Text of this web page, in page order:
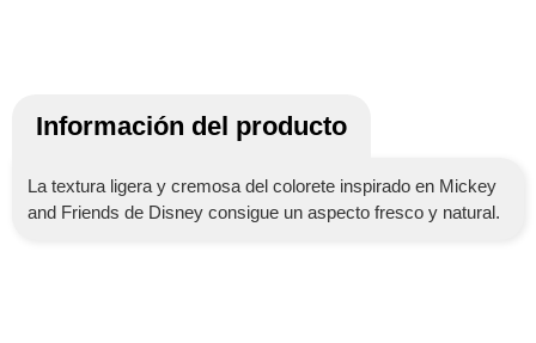
Información del producto
La textura ligera y cremosa del colorete inspirado en Mickey
and Friends de Disney consigue un aspecto fresco y natural.